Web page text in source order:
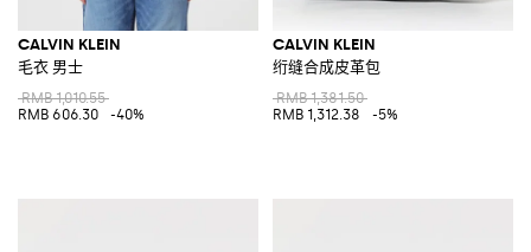
CALVIN KLEIN
毛衣 男士
RMB 1,010.55
RMB 606.30
-40%
CALVIN KLEIN
绗缝合成皮革包
RMB 1,381.50
RMB 1,312.38
-5%